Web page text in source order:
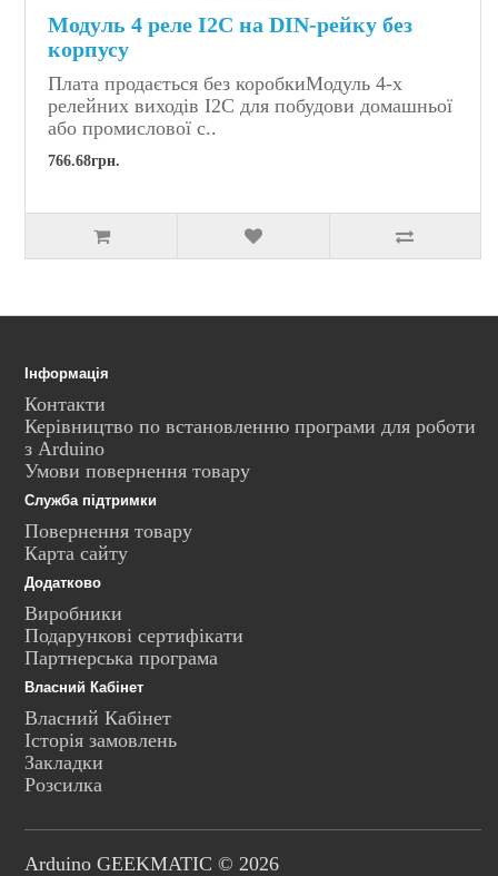
Модуль 4 реле I2C на DIN-рейку без
корпусу
Плата продається без коробкиМодуль 4-х
релейних виходів I2C для побудови домашньої
або промислової с..
766.68грн.
Інформація
Контакти
Керівництво по встановленню програми для роботи
з Arduino
Умови повернення товару
Служба підтримки
Повернення товару
Карта сайту
Додатково
Виробники
Подарункові сертифікати
Партнерська програма
Власний Кабінет
Власний Кабінет
Історія замовлень
Закладки
Розсилка
Arduino GEEKMATIC © 2026